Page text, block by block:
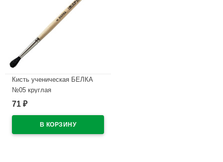
Кисть ученическая БЕЛКА
№05 круглая
В наличии
71 ₽